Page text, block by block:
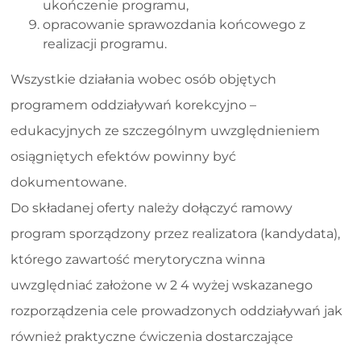
ukończenie programu,
opracowanie sprawozdania końcowego z
realizacji programu.
Wszystkie działania wobec osób objętych
programem oddziaływań korekcyjno –
edukacyjnych ze szczególnym uwzględnieniem
osiągniętych efektów powinny być
dokumentowane.
Do składanej oferty należy dołączyć ramowy
program sporządzony przez realizatora (kandydata),
którego zawartość merytoryczna winna
uwzględniać założone w 2 4 wyżej wskazanego
rozporządzenia cele prowadzonych oddziaływań jak
również praktyczne ćwiczenia dostarczające